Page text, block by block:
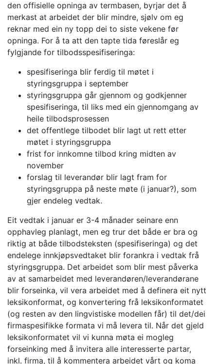
den offisielle opninga av termbasen, byrjar det å
merkast at arbeidet der blir mindre, sjølv om eg
reknar med ein ny topp dei to siste vekene før
opninga. For å ta att den tapte tida føreslår eg
fylgjande for tilbodsspesifiseringa:
spesifiseringa blir ferdig til møtet i
styringsgruppa i september
styringsgruppa går gjennom og godkjenner
spesifiseringa, til liks med ein gjennomgang av
heile tilbodsprosessen
det offentlege tilbodet blir lagt ut rett etter
møtet i styringsgruppa
frist for innkomne tilbod kring midten av
november
forslag til leverandør blir lagt fram for
styringsgruppa på neste møte (i januar?), som
gjer endeleg vedtak.
Eit vedtak i januar er 3-4 månader seinare enn
opphavleg planlagt, men eg trur det både er bra og
riktig at både tilbodsteksten (spesifiseringa) og det
endelege innkjøpsvedtaket blir forankra i vedtak frå
styringsgruppa. Det arbeidet som blir mest påverka
av at samarbeidet med leverandøren/leverandørane
blir forseinka, vil vera arbeidet med å definera eit nytt
leksikonformat, og konvertering frå leksikonformatet
(og resten av den lingvistiske modellen får) til det/dei
firmaspesifikke formata vi må levera til. Når det gjeld
leksikonformatet vil vi kunna møta ei mogleg
forseinking med å invitera alle interesserte partar,
inkl. firma, til å kommentera arbeidet vårt og koma